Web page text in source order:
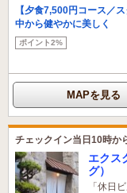
【夕食7,500円コース／
中から健やかに美しく
ポイント2%
MAPを見る
チェックイン当日10時か
エクス
グ）
「休日